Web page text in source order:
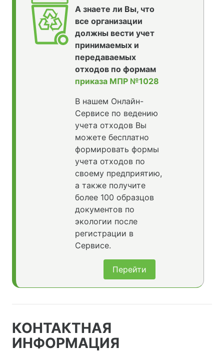
А знаете ли Вы, что
все организации
должны вести учет
принимаемых и
передаваемых
отходов по формам
приказа МПР №1028
В нашем Онлайн-
Сервисе по ведению
учета отходов Вы
можете бесплатно
формировать формы
учета отходов по
своему предприятию,
а также получите
более 100 образцов
документов по
экологии после
регистрации в
Сервисе.
Перейти
КОНТАКТНАЯ
ИНФОРМАЦИЯ